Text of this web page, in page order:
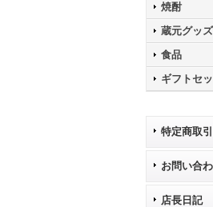
焼酎
蔵元グッズ
食品
ギフトセ
特定商取
お問い合
店長日記